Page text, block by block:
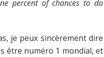
percent of chances to do
je peux sincèrement dire
être numéro 1 mondial, et